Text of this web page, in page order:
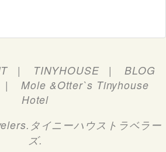
TINYHOUSE
BLOG
Mole &Otter`s Tinyhouse
Hotel
タイニーハウストラベラー
ズ.